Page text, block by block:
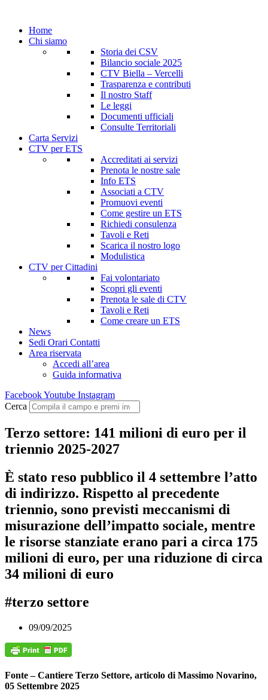
Home
Chi siamo
Storia dei CSV
Bilancio sociale 2025
CTV Biella – Vercelli
Trasparenza e contributi
Il nostro Staff
Le leggi
Documenti ufficiali
Consulte Territoriali
Carta Servizi
CTV per ETS
Accreditati ai servizi
Prenota le nostre sale
Info ETS
Associati a CTV
Promuovi eventi
Come gestire un ETS
Richiedi consulenza
Tavoli e Reti
Scarica il nostro logo
Modulistica
CTV per Cittadini
Fai volontariato
Scopri gli eventi
Prenota le sale di CTV
Tavoli e Reti
Come creare un ETS
News
Sedi Orari Contatti
Area riservata
Accedi all’area
Guida informativa
FacebookYoutube Instagram
Cerca
Terzo settore: 141 milioni di euro per il
triennio 2025-2027
È stato reso pubblico il 4 settembre l’atto
di indirizzo. Rispetto al precedente
triennio, sono previsti meccanismi di
misurazione dell’impatto sociale, mentre
le risorse stanziate erano pari a circa 175
milioni di euro, per una riduzione di circa
34 milioni di euro
#terzo settore
09/09/2025
Fonte – Cantiere Terzo Settore, articolo di Massimo Novarino,
05 Settembre 2025